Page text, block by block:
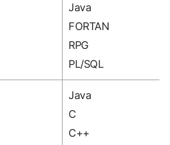
Java
FORTAN
RPG
PL/SQL
Java
C
C++